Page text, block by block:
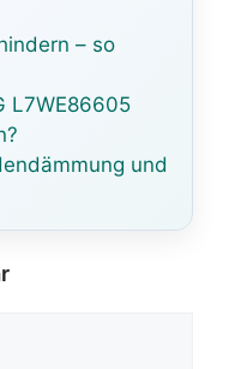
– so
L7WE86605
und